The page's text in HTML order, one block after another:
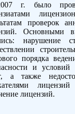
г. было
проверок
Основными
нарушение
порядка
и условий
а также
лицензий.